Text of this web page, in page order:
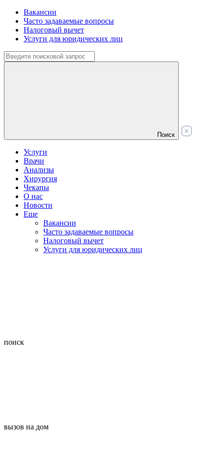
Вакансии
Часто задаваемые вопросы
Налоговый вычет
Услуги для юридических лиц
Поиск
Услуги
Врачи
Анализы
Хирургия
Чекапы
О нас
Новости
Еще
Вакансии
Часто задаваемые вопросы
Налоговый вычет
Услуги для юридических лиц
поиск
вызов на дом